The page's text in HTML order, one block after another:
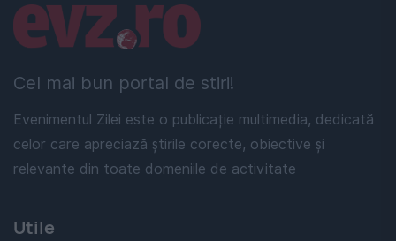
Cel mai bun portal de stiri!
Evenimentul Zilei este o publicație multimedia, dedicată
celor care apreciază știrile corecte, obiective și
relevante din toate domeniile de activitate
Linkuri utile
Utile